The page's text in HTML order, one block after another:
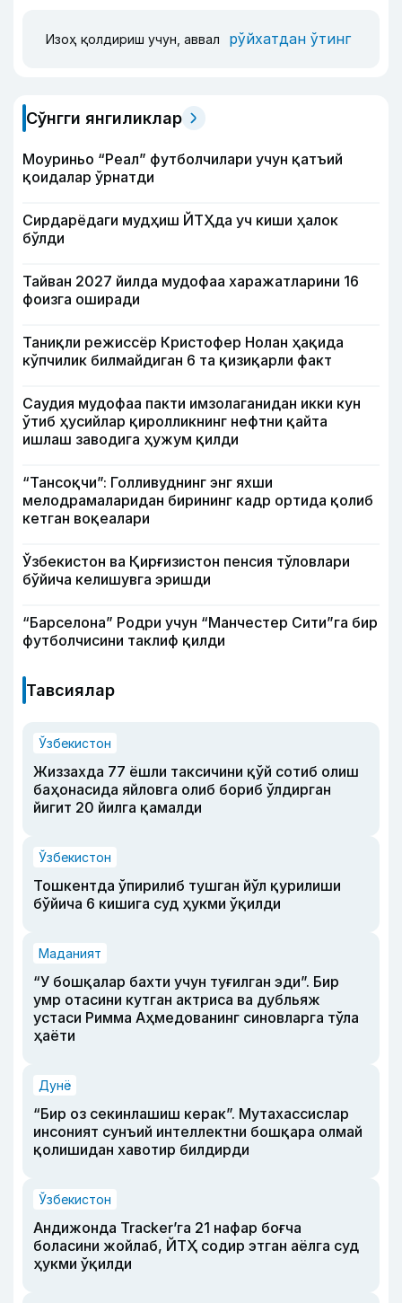
Изоҳ қолдириш учун, аввал рўйхатдан ўтинг
Сўнгги янгиликлар
Моуриньо “Реал” футболчилари учун қатъий
қоидалар ўрнатди
Сирдарёдаги мудҳиш ЙТҲда уч киши ҳалок
бўлди
Тайван 2027 йилда мудофаа харажатларини 16
фоизга оширади
Таниқли режиссёр Кристофер Нолан ҳақида
кўпчилик билмайдиган 6 та қизиқарли факт
Саудия мудофаа пакти имзолаганидан икки кун
ўтиб ҳусийлар қиролликнинг нефтни қайта
ишлаш заводига ҳужум қилди
“Тансоқчи”: Голливуднинг энг яхши
мелодрамаларидан бирининг кадр ортида қолиб
кетган воқеалари
Ўзбекистон ва Қирғизистон пенсия тўловлари
бўйича келишувга эришди
“Барселона” Родри учун “Манчестер Сити”га бир
футболчисини таклиф қилди
Тавсиялар
Ўзбекистон
Жиззахда 77 ёшли таксичини қўй сотиб олиш
баҳонасида яйловга олиб бориб ўлдирган
йигит 20 йилга қамалди
Ўзбекистон
Тошкентда ўпирилиб тушган йўл қурилиши
бўйича 6 кишига суд ҳукми ўқилди
Маданият
“У бошқалар бахти учун туғилган эди”. Бир
умр отасини кутган актриса ва дубльяж
устаси Римма Аҳмедованинг синовларга тўла
ҳаёти
Дунё
“Бир оз секинлашиш керак”. Мутахассислар
инсоният сунъий интеллектни бошқара олмай
қолишидан хавотир билдирди
Ўзбекистон
Андижонда Tracker’га 21 нафар боғча
боласини жойлаб, ЙТҲ содир этган аёлга суд
ҳукми ўқилди